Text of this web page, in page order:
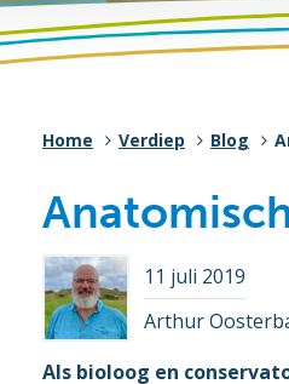
Home Verdiep Blog
11 juli 2019
Arthur
Als bioloog en